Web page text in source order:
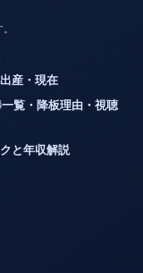
産・現在
覧・降板理由・視聴
と年収解説